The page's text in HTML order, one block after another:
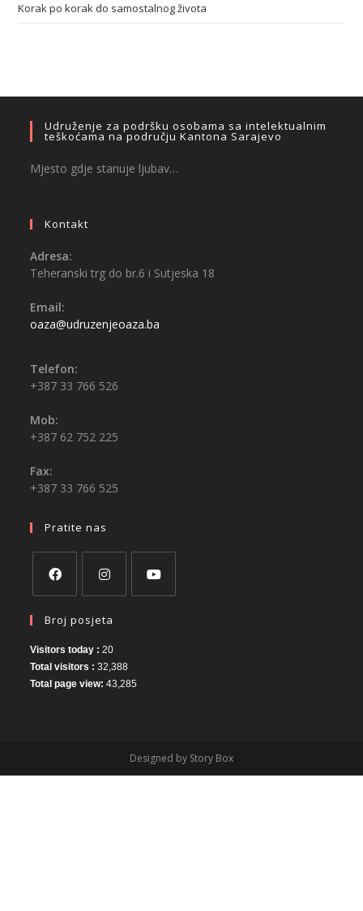
Korak po korak do samostalnog života
Udruženje za podršku osobama sa intelektualnim
teškoćama na području Kantona Sarajevo
Mjesto gdje stanuje ljubav…
Kontakt
Adresa:
Teheranski trg do br.6 i Sutjeska 18
Email:
oaza@udruzenjeoaza.ba
Telefon:
+387 33 766 526
Mob:
+387 62 752 225
Fax:
+387 33 766 525
Pratite nas
Broj posjeta
Visitors today :20
Total visitors :32,388
Total page view:43,285
Designed by Story Box